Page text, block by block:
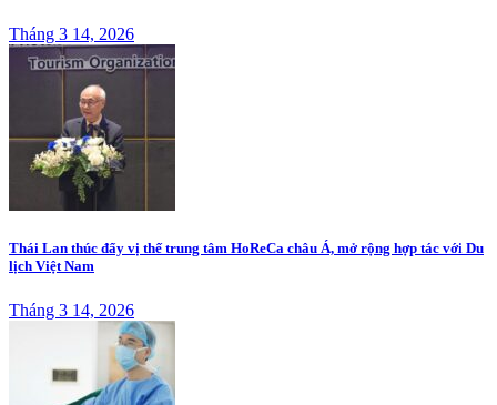
Tháng 3 14, 2026
Thái Lan thúc đẩy vị thế trung tâm HoReCa châu Á, mở rộng hợp tác với Du
lịch Việt Nam
Tháng 3 14, 2026